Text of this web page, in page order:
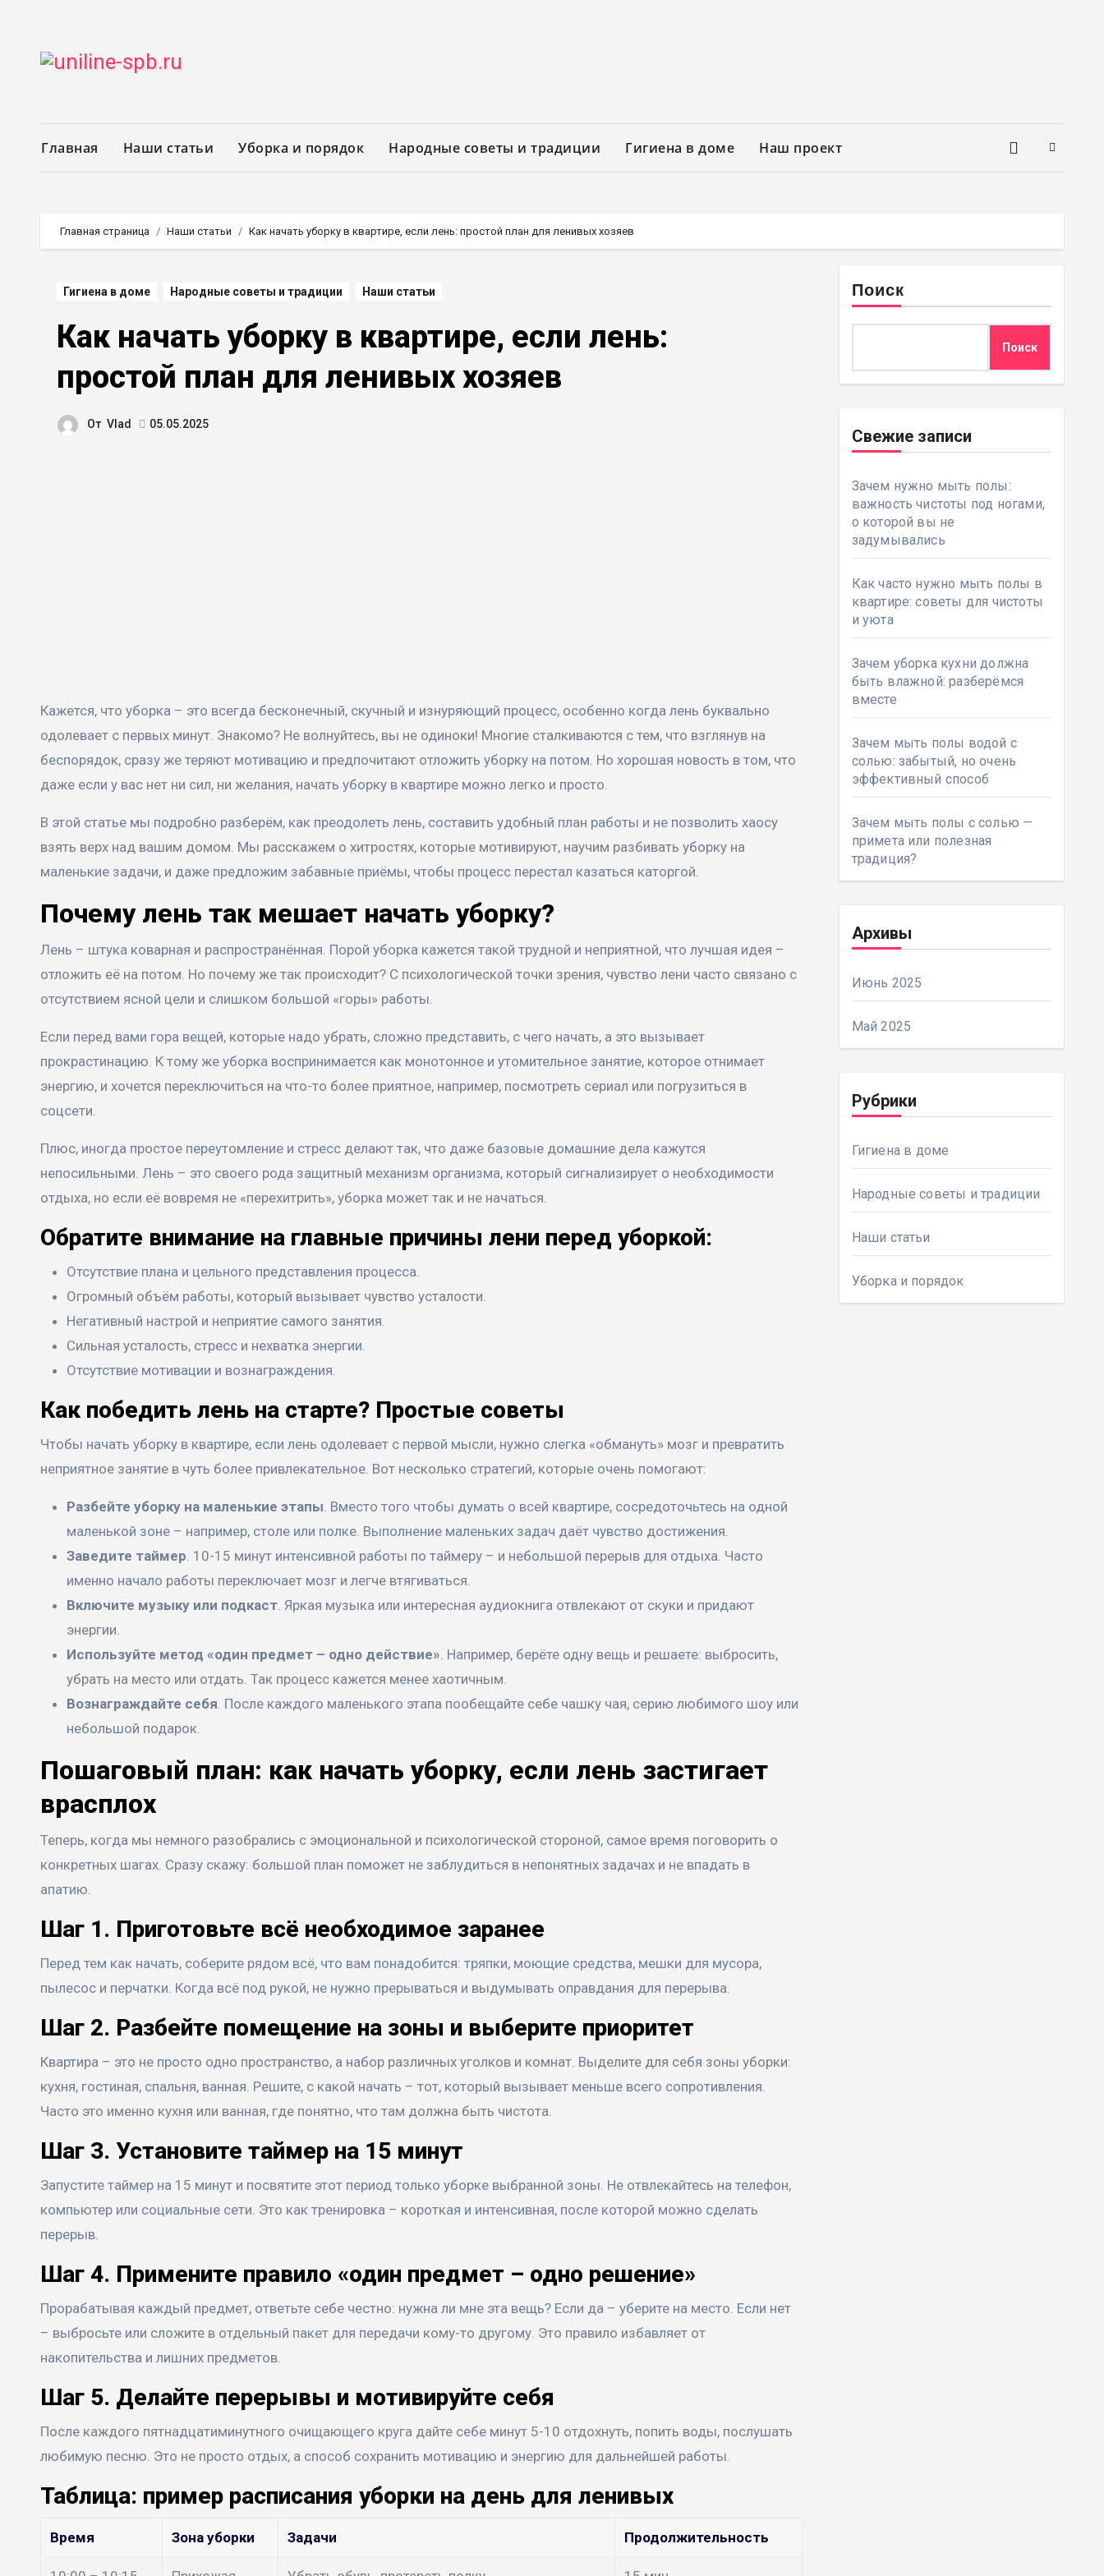
содержимому
Главная Наши статьи Уборка и порядок Народные советы и традиции Гигиена в доме Наш проект
Главная страница Наши статьи Как начать уборку в квартире, если лень: простой план для ленивых хозяев
Гигиена в доме Народные советы и традиции Наши статьи
Как начать уборку в квартире, если лень:
простой план для ленивых хозяев
От Vlad 05.05.2025
Кажется, что уборка – это всегда бесконечный, скучный и изнуряющий процесс, особенно когда лень буквально
одолевает с первых минут. Знакомо? Не волнуйтесь, вы не одиноки! Многие сталкиваются с тем, что взглянув на
беспорядок, сразу же теряют мотивацию и предпочитают отложить уборку на потом. Но хорошая новость в том, что
даже если у вас нет ни сил, ни желания, начать уборку в квартире можно легко и просто.
В этой статье мы подробно разберём, как преодолеть лень, составить удобный план работы и не позволить хаосу
взять верх над вашим домом. Мы расскажем о хитростях, которые мотивируют, научим разбивать уборку на
маленькие задачи, и даже предложим забавные приёмы, чтобы процесс перестал казаться каторгой.
Почему лень так мешает начать уборку?
Лень – штука коварная и распространённая. Порой уборка кажется такой трудной и неприятной, что лучшая идея –
отложить её на потом. Но почему же так происходит? С психологической точки зрения, чувство лени часто связано с
отсутствием ясной цели и слишком большой «горы» работы.
Если перед вами гора вещей, которые надо убрать, сложно представить, с чего начать, а это вызывает
прокрастинацию. К тому же уборка воспринимается как монотонное и утомительное занятие, которое отнимает
энергию, и хочется переключиться на что-то более приятное, например, посмотреть сериал или погрузиться в
соцсети.
Плюс, иногда простое переутомление и стресс делают так, что даже базовые домашние дела кажутся
непосильными. Лень – это своего рода защитный механизм организма, который сигнализирует о необходимости
отдыха, но если её вовремя не «перехитрить», уборка может так и не начаться.
Обратите внимание на главные причины лени перед уборкой:
Отсутствие плана и цельного представления процесса.
Огромный объём работы, который вызывает чувство усталости.
Негативный настрой и неприятие самого занятия.
Сильная усталость, стресс и нехватка энергии.
Отсутствие мотивации и вознаграждения.
Как победить лень на старте? Простые советы
Чтобы начать уборку в квартире, если лень одолевает с первой мысли, нужно слегка «обмануть» мозг и превратить
неприятное занятие в чуть более привлекательное. Вот несколько стратегий, которые очень помогают:
Разбейте уборку на маленькие этапы . Вместо того чтобы думать о всей квартире, сосредоточьтесь на одной
маленькой зоне – например, столе или полке. Выполнение маленьких задач даёт чувство достижения.
Заведите таймер . 10-15 минут интенсивной работы по таймеру – и небольшой перерыв для отдыха. Часто
именно начало работы переключает мозг и легче втягиваться.
Включите музыку или подкаст . Яркая музыка или интересная аудиокнига отвлекают от скуки и придают
энергии.
Используйте метод «один предмет – одно действие» . Например, берёте одну вещь и решаете: выбросить,
убрать на место или отдать. Так процесс кажется менее хаотичным.
Вознаграждайте себя . После каждого маленького этапа пообещайте себе чашку чая, серию любимого шоу или
небольшой подарок.
Пошаговый план: как начать уборку, если лень застигает
врасплох
Теперь, когда мы немного разобрались с эмоциональной и психологической стороной, самое время поговорить о
конкретных шагах. Сразу скажу: большой план поможет не заблудиться в непонятных задачах и не впадать в
апатию.
Шаг 1. Приготовьте всё необходимое заранее
Перед тем как начать, соберите рядом всё, что вам понадобится: тряпки, моющие средства, мешки для мусора,
пылесос и перчатки. Когда всё под рукой, не нужно прерываться и выдумывать оправдания для перерыва.
Шаг 2. Разбейте помещение на зоны и выберите приоритет
Квартира – это не просто одно пространство, а набор различных уголков и комнат. Выделите для себя зоны уборки:
кухня, гостиная, спальня, ванная. Решите, с какой начать – тот, который вызывает меньше всего сопротивления.
Часто это именно кухня или ванная, где понятно, что там должна быть чистота.
Шаг 3. Установите таймер на 15 минут
Запустите таймер на 15 минут и посвятите этот период только уборке выбранной зоны. Не отвлекайтесь на телефон,
компьютер или социальные сети. Это как тренировка – короткая и интенсивная, после которой можно сделать
перерыв.
Шаг 4. Примените правило «один предмет – одно решение»
Прорабатывая каждый предмет, ответьте себе честно: нужна ли мне эта вещь? Если да – уберите на место. Если нет
– выбросьте или сложите в отдельный пакет для передачи кому-то другому. Это правило избавляет от
накопительства и лишних предметов.
Шаг 5. Делайте перерывы и мотивируйте себя
После каждого пятнадцатиминутного очищающего круга дайте себе минут 5-10 отдохнуть, попить воды, послушать
любимую песню. Это не просто отдых, а способ сохранить мотивацию и энергию для дальнейшей работы.
Таблица: пример расписания уборки на день для ленивых
Время Зона уборки Задачи Продолжительность
Поиск
Поиск
Свежие записи
Зачем нужно мыть полы:
важность чистоты под ногами,
о которой вы не
задумывались
Как часто нужно мыть полы в
квартире: советы для чистоты
и уюта
Зачем уборка кухни должна
быть влажной: разберёмся
вместе
Зачем мыть полы водой с
солью: забытый, но очень
эффективный способ
Зачем мыть полы с солью —
примета или полезная
традиция?
Архивы
Июнь 2025
Май 2025
Рубрики
Гигиена в доме
Народные советы и традиции
Наши статьи
Уборка и порядок